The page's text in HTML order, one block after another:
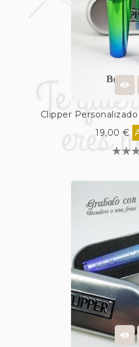
Clipper
19,00 €